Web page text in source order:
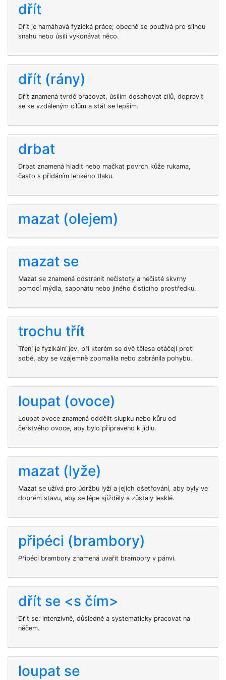
dřít
Dřít je namáhavá fyzická práce; obecně se používá pro silnou
snahu nebo úsilí vykonávat něco.
dřít (rány)
Dřít znamená tvrdě pracovat, úsilím dosahovat cílů, dopravit
se ke vzdáleným cílům a stát se lepším.
drbat
Drbat znamená hladit nebo mačkat povrch kůže rukama,
často s přidáním lehkého tlaku.
mazat (olejem)
mazat se
Mazat se znamená odstranit nečistoty a nečisté skvrny
pomocí mýdla, saponátu nebo jiného čisticího prostředku.
trochu třít
Tření je fyzikální jev, při kterém se dvě tělesa otáčejí proti
sobě, aby se vzájemně zpomalila nebo zabránila pohybu.
loupat (ovoce)
Loupat ovoce znamená oddělit slupku nebo kůru od
čerstvého ovoce, aby bylo připraveno k jídlu.
mazat (lyže)
Mazat se užívá pro údržbu lyží a jejich ošetřování, aby byly ve
dobrém stavu, aby se lépe sjížděly a zůstaly lesklé.
připéci (brambory)
Připéci brambory znamená uvařit brambory v pánvi.
dřít se <s čím>
Dřít se: intenzivně, důsledně a systematicky pracovat na
něčem.
loupat se